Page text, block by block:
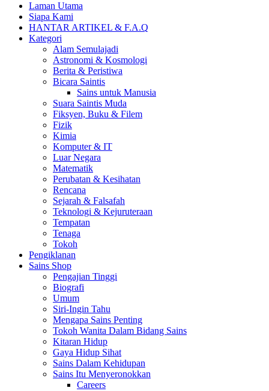
Laman Utama
Siapa Kami
HANTAR ARTIKEL & F.A.Q
Kategori
Alam Semulajadi
Astronomi & Kosmologi
Berita & Peristiwa
Bicara Saintis
Sains untuk Manusia
Suara Saintis Muda
Fiksyen, Buku & Filem
Fizik
Kimia
Komputer & IT
Luar Negara
Matematik
Perubatan & Kesihatan
Rencana
Sejarah & Falsafah
Teknologi & Kejuruteraan
Tempatan
Tenaga
Tokoh
Pengiklanan
Sains Shop
Pengajian Tinggi
Biografi
Umum
Siri-Ingin Tahu
Mengapa Sains Penting
Tokoh Wanita Dalam Bidang Sains
Kitaran Hidup
Gaya Hidup Sihat
Sains Dalam Kehidupan
Sains Itu Menyeronokkan
Careers